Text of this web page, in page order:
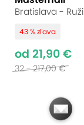
Bratislava -
43 % zľava
od 21,90 €
32 - 217,00 €